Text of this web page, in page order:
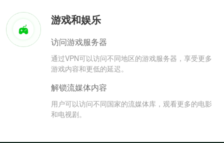
游戏和娱乐
访问游戏服务器
通过VPN可以访问不同地区的游戏服务器，享受更多
游戏内容和更低的延迟。
解锁流媒体内容
用户可以访问不同国家的流媒体库，观看更多的电影
和电视剧。